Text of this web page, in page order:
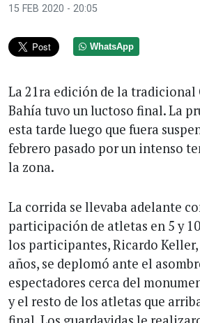
15 FEB 2020 - 20:05
WhatsApp
La 21ra edición de la tradicional
Bahía tuvo un luctoso final. La
esta tarde luego que fuera
febrero pasado por un intenso
la zona.
La corrida se llevaba adelante
participación de atletas en 5 y
los participantes, Ricardo
años, se deplomó ante el
espectadores cerca del
y el resto de los atletas que